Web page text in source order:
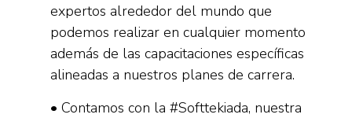
expertos alrededor del mundo que
podemos realizar en cualquier momento
además de las capacitaciones específicas
alineadas a nuestros planes de carrera.
• Contamos con la #Softtekiada, nuestra